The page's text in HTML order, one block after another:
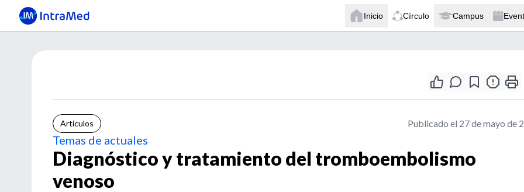
Inicio Círculo Campus
Artículos Publicado el 27 de mayo de
Temas de actuales
Diagnóstico y tratamiento del tromboembolismo
venoso